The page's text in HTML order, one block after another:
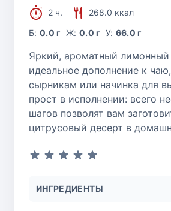
2 ч.
268.0 ккал
Б:0.0 г Ж: 0.0 г У: 66.0 г
Яркий, ароматный
идеальное дополнение к
сырникам или начинка для
прост в исполнении: всего
шагов позволят вам
цитрусовый десерт в
ИНГРЕДИЕНТЫ